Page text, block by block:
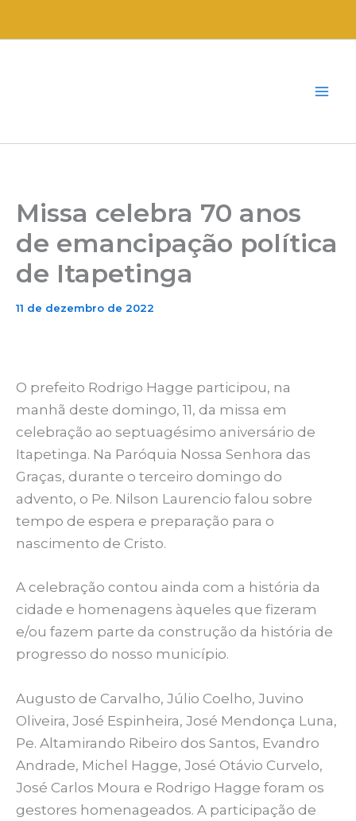
Missa celebra 70 anos
de emancipação política
de Itapetinga
11 de dezembro de 2022
O prefeito Rodrigo Hagge participou, na
manhã deste domingo, 11, da missa em
celebração ao septuagésimo aniversário de
Itapetinga. Na Paróquia Nossa Senhora das
Graças, durante o terceiro domingo do
advento, o Pe. Nilson Laurencio falou sobre
tempo de espera e preparação para o
nascimento de Cristo.
A celebração contou ainda com a história da
cidade e homenagens àqueles que fizeram
e/ou fazem parte da construção da história de
progresso do nosso município.
Augusto de Carvalho, Júlio Coelho, Juvino
Oliveira, José Espinheira, José Mendonça Luna,
Pe. Altamirando Ribeiro dos Santos, Evandro
Andrade, Michel Hagge, José Otávio Curvelo,
José Carlos Moura e Rodrigo Hagge foram os
gestores homenageados. A participação de